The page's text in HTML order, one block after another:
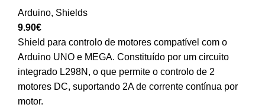
Arduino, Shields
9.90€
Shield para controlo de motores compatível com o
Arduino UNO e MEGA. Constituído por um circuito
integrado L298N, o que permite o controlo de 2
motores DC, suportando 2A de corrente contínua por
motor.